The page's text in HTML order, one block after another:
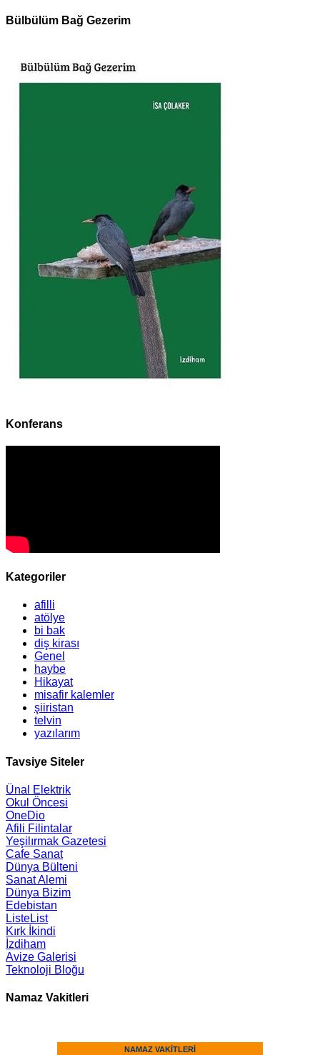
Bülbülüm Bağ Gezerim
Konferans
Kategoriler
afilli
atölye
bi bak
diş kirası
Genel
haybe
Hikayat
misafir kalemler
şiiristan
telvin
yazılarım
Tavsiye Siteler
Ünal Elektrik
Okul Öncesi
OneDio
Afili Filintalar
Yeşilırmak Gazetesi
Cafe Sanat
Dünya Bülteni
Sanat Alemi
Dünya Bizim
Edebistan
ListeList
Kırk İkindi
İzdiham
Avize Galerisi
Teknoloji Bloğu
Namaz Vakitleri